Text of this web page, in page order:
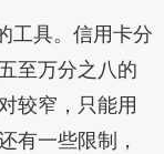
工具。信用卡分
至万分之八的
较窄，只能用
有一些限制，